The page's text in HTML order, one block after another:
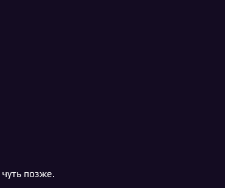
позже.